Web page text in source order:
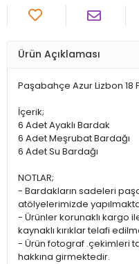
Ürün Açıklaması
Paşabahçe Azur Lizbon 18
İçerik;
6 Adet Ayaklı Bardak
6 Adet Meşrubat Bardağı
6 Adet Su Bardağı
NOTLAR;
- Bardakların sadeleri
atölyelerimizde
- Ürünler korunaklı kargo
kaynaklı kırıklar telafi
- Ürün fotograf .çekimleri
hakkına girmektedir.